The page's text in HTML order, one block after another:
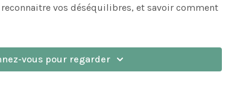
vos déséquilibres, et savoir comment
vous pour regarder